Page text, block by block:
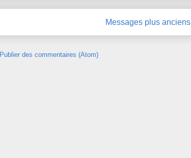
Messages plus anciens
Publier des commentaires (Atom)